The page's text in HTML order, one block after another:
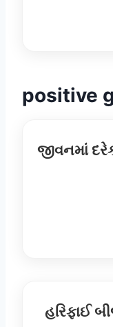
positive
જીવનમાં
હરિફાઈ